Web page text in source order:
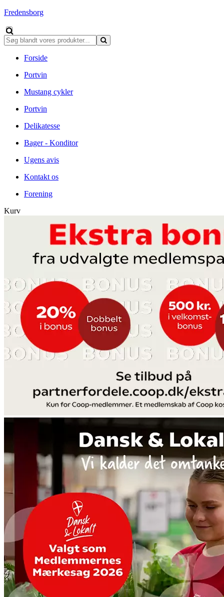
Fredensborg
Forside
Portvin
Mustang cykler
Portvin
Delikatesse
Bager - Konditor
Ugens avis
Kontakt os
Forening
Kurv